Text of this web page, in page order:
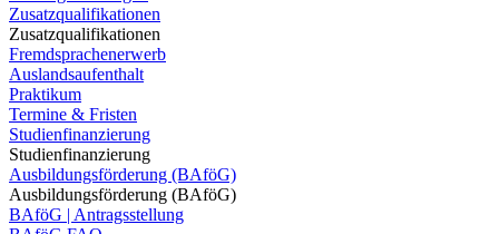
Zusatzqualifikationen
Zusatzqualifikationen
Fremdsprachenerwerb
Auslandsaufenthalt
Praktikum
Termine & Fristen
Studienfinanzierung
Studienfinanzierung
Ausbildungsförderung (BAföG)
Ausbildungsförderung (BAföG)
BAföG | Antragsstellung